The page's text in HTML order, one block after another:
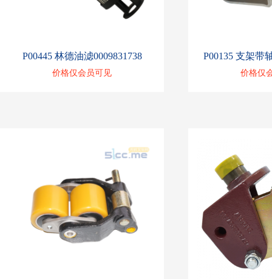
P00445 林德油滤0009831738
价格仅会员可见
P00135 支架带
价格仅